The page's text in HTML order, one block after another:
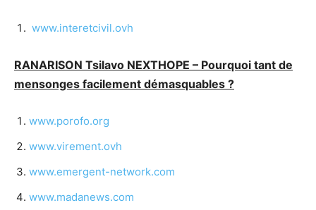
www.interetcivil.ovh
RANARISON Tsilavo NEXTHOPE – Pourquoi tant de
mensonges facilement démasquables ?
www.porofo.org
www.virement.ovh
www.emergent-network.com
www.madanews.com